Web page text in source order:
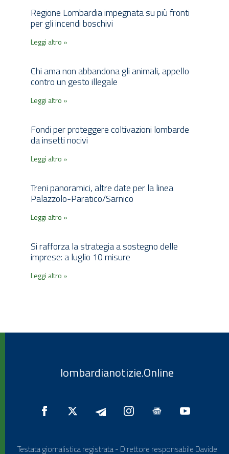
Regione Lombardia impegnata su più fronti
per gli incendi boschivi
Leggi altro »
Chi ama non abbandona gli animali, appello
contro un gesto illegale
Leggi altro »
Fondi per proteggere coltivazioni lombarde
da insetti nocivi
Leggi altro »
Treni panoramici, altre date per la linea
Palazzolo-Paratico/Sarnico
Leggi altro »
Si rafforza la strategia a sostegno delle
imprese: a luglio 10 misure
Leggi altro »
lombardianotizie.Online
Testata giornalistica registrata - Direttore responsabile Davide